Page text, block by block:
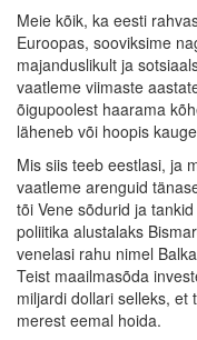
Meie kõik, ka eesti
Euroopas, sooviksime
majanduslikult ja
vaatleme viimaste
õigupoolest haarama
läheneb või hoopis
Mis siis teeb eestlasi, ja
vaatleme arenguid
tõi Vene sõdurid ja
poliitika alustalaks
venelasi rahu nimel
Teist maailmasõda
miljardi dollari selleks, et
merest eemal hoida.